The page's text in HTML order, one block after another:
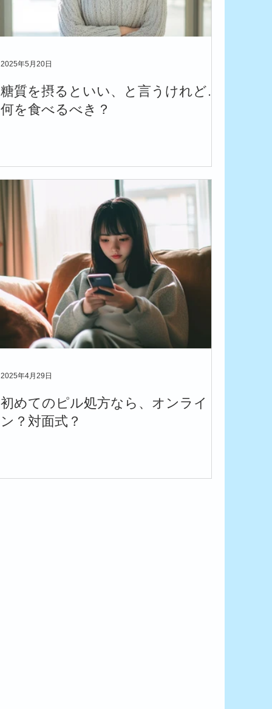
糖質を摂るといい、と言うけれど…
何を食べるべき？
2025年5月20日
初めてのピル処方なら、オンライ
ン？対面式？
2025年4月29日